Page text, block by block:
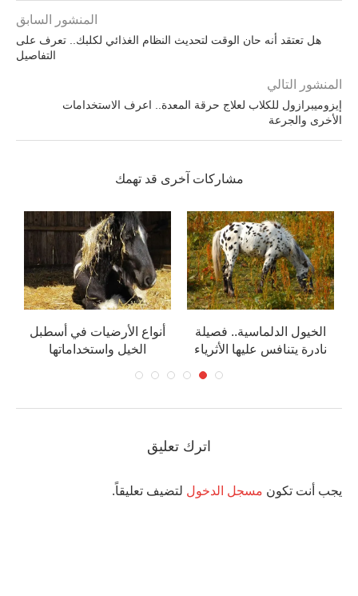
المنشور السابق
هل تعتقد أنه حان الوقت لتحديث النظام الغذائي لكلبك.. تعرف على
التفاصيل
المنشور التالي
إيزوميبرازول للكلاب لعلاج حرقة المعدة.. اعرف الاستخدامات
الأخرى والجرعة
مشاركات آخرى قد تهمك
الخيول الدلماسية.. فصيلة
نادرة يتنافس عليها الأثرياء
أنواع الأرضيات في أسطبل
الخيل واستخداماتها
اترك تعليق
يجب أنت تكون مسجل الدخول لتضيف تعليقاً.